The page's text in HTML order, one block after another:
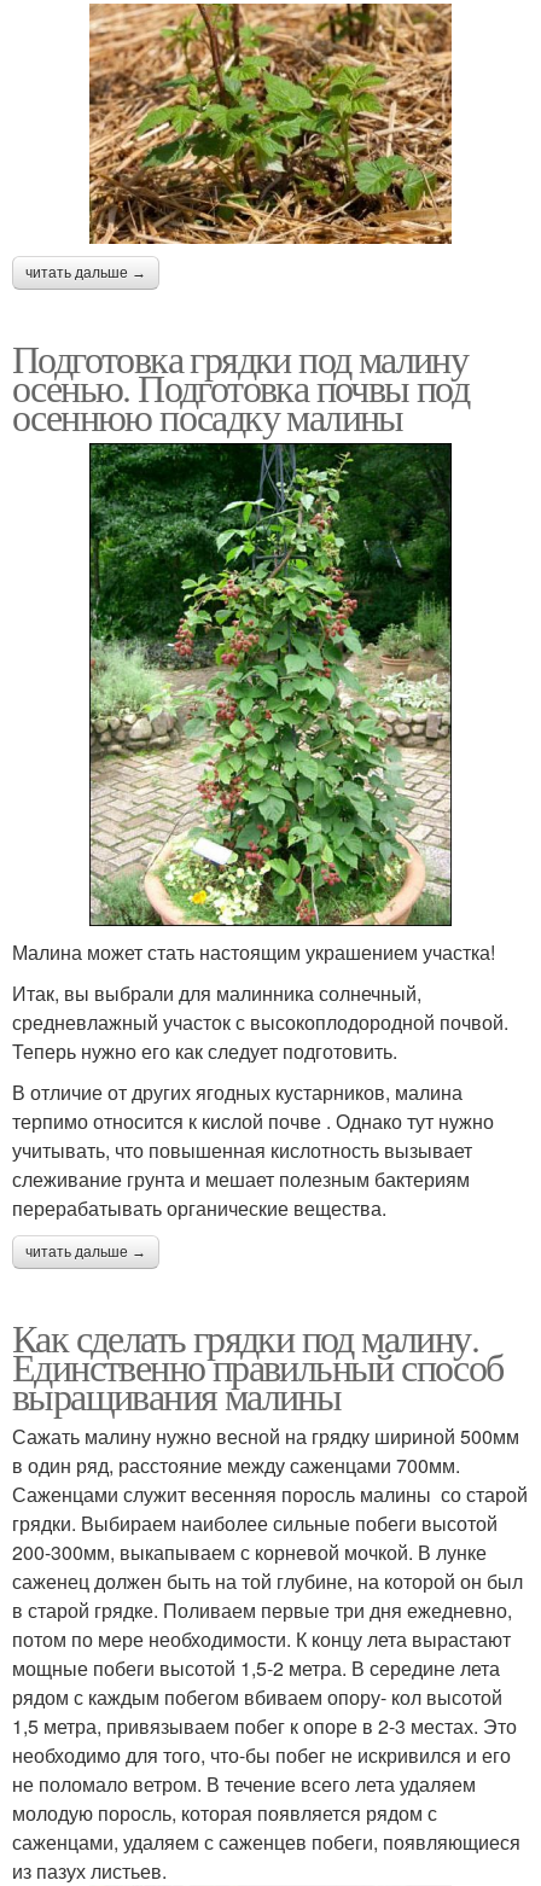
читать дальше →
Подготовка грядки под малину
осенью. Подготовка почвы под
осеннюю посадку малины
Малина может стать настоящим украшением участка!
Итак, вы выбрали для малинника солнечный,
средневлажный участок с высокоплодородной почвой.
Теперь нужно его как следует подготовить.
В отличие от других ягодных кустарников, малина
терпимо относится к кислой почве . Однако тут нужно
учитывать, что повышенная кислотность вызывает
слеживание грунта и мешает полезным бактериям
перерабатывать органические вещества.
читать дальше →
Как сделать грядки под малину.
Единственно правильный способ
выращивания малины
Сажать малину нужно весной на грядку шириной 500мм
в один ряд, расстояние между саженцами 700мм.
Саженцами служит весенняя поросль малины со старой
грядки. Выбираем наиболее сильные побеги высотой
200-300мм, выкапываем с корневой мочкой. В лунке
саженец должен быть на той глубине, на которой он был
в старой грядке. Поливаем первые три дня ежедневно,
потом по мере необходимости. К концу лета вырастают
мощные побеги высотой 1,5-2 метра. В середине лета
рядом с каждым побегом вбиваем опору- кол высотой
1,5 метра, привязываем побег к опоре в 2-3 местах. Это
необходимо для того, что-бы побег не искривился и его
не поломало ветром. В течение всего лета удаляем
молодую поросль, которая появляется рядом с
саженцами, удаляем с саженцев побеги, появляющиеся
из пазух листьев.